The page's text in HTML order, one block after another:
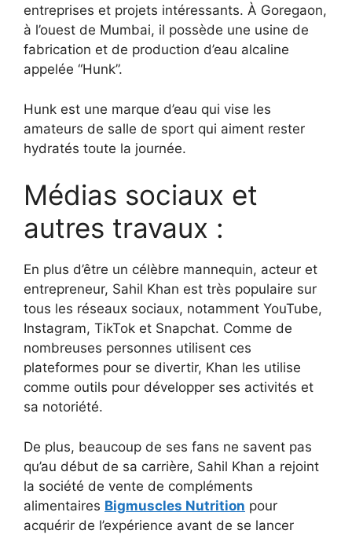
entreprises et projets intéressants. À Goregaon,
à l’ouest de Mumbai, il possède une usine de
fabrication et de production d’eau alcaline
appelée “Hunk”.
Hunk est une marque d’eau qui vise les
amateurs de salle de sport qui aiment rester
hydratés toute la journée.
Médias sociaux et
autres travaux :
En plus d’être un célèbre mannequin, acteur et
entrepreneur, Sahil Khan est très populaire sur
tous les réseaux sociaux, notamment YouTube,
Instagram, TikTok et Snapchat. Comme de
nombreuses personnes utilisent ces
plateformes pour se divertir, Khan les utilise
comme outils pour développer ses activités et
sa notoriété.
De plus, beaucoup de ses fans ne savent pas
qu’au début de sa carrière, Sahil Khan a rejoint
la société de vente de compléments
alimentaires Bigmuscles Nutrition pour
acquérir de l’expérience avant de se lancer